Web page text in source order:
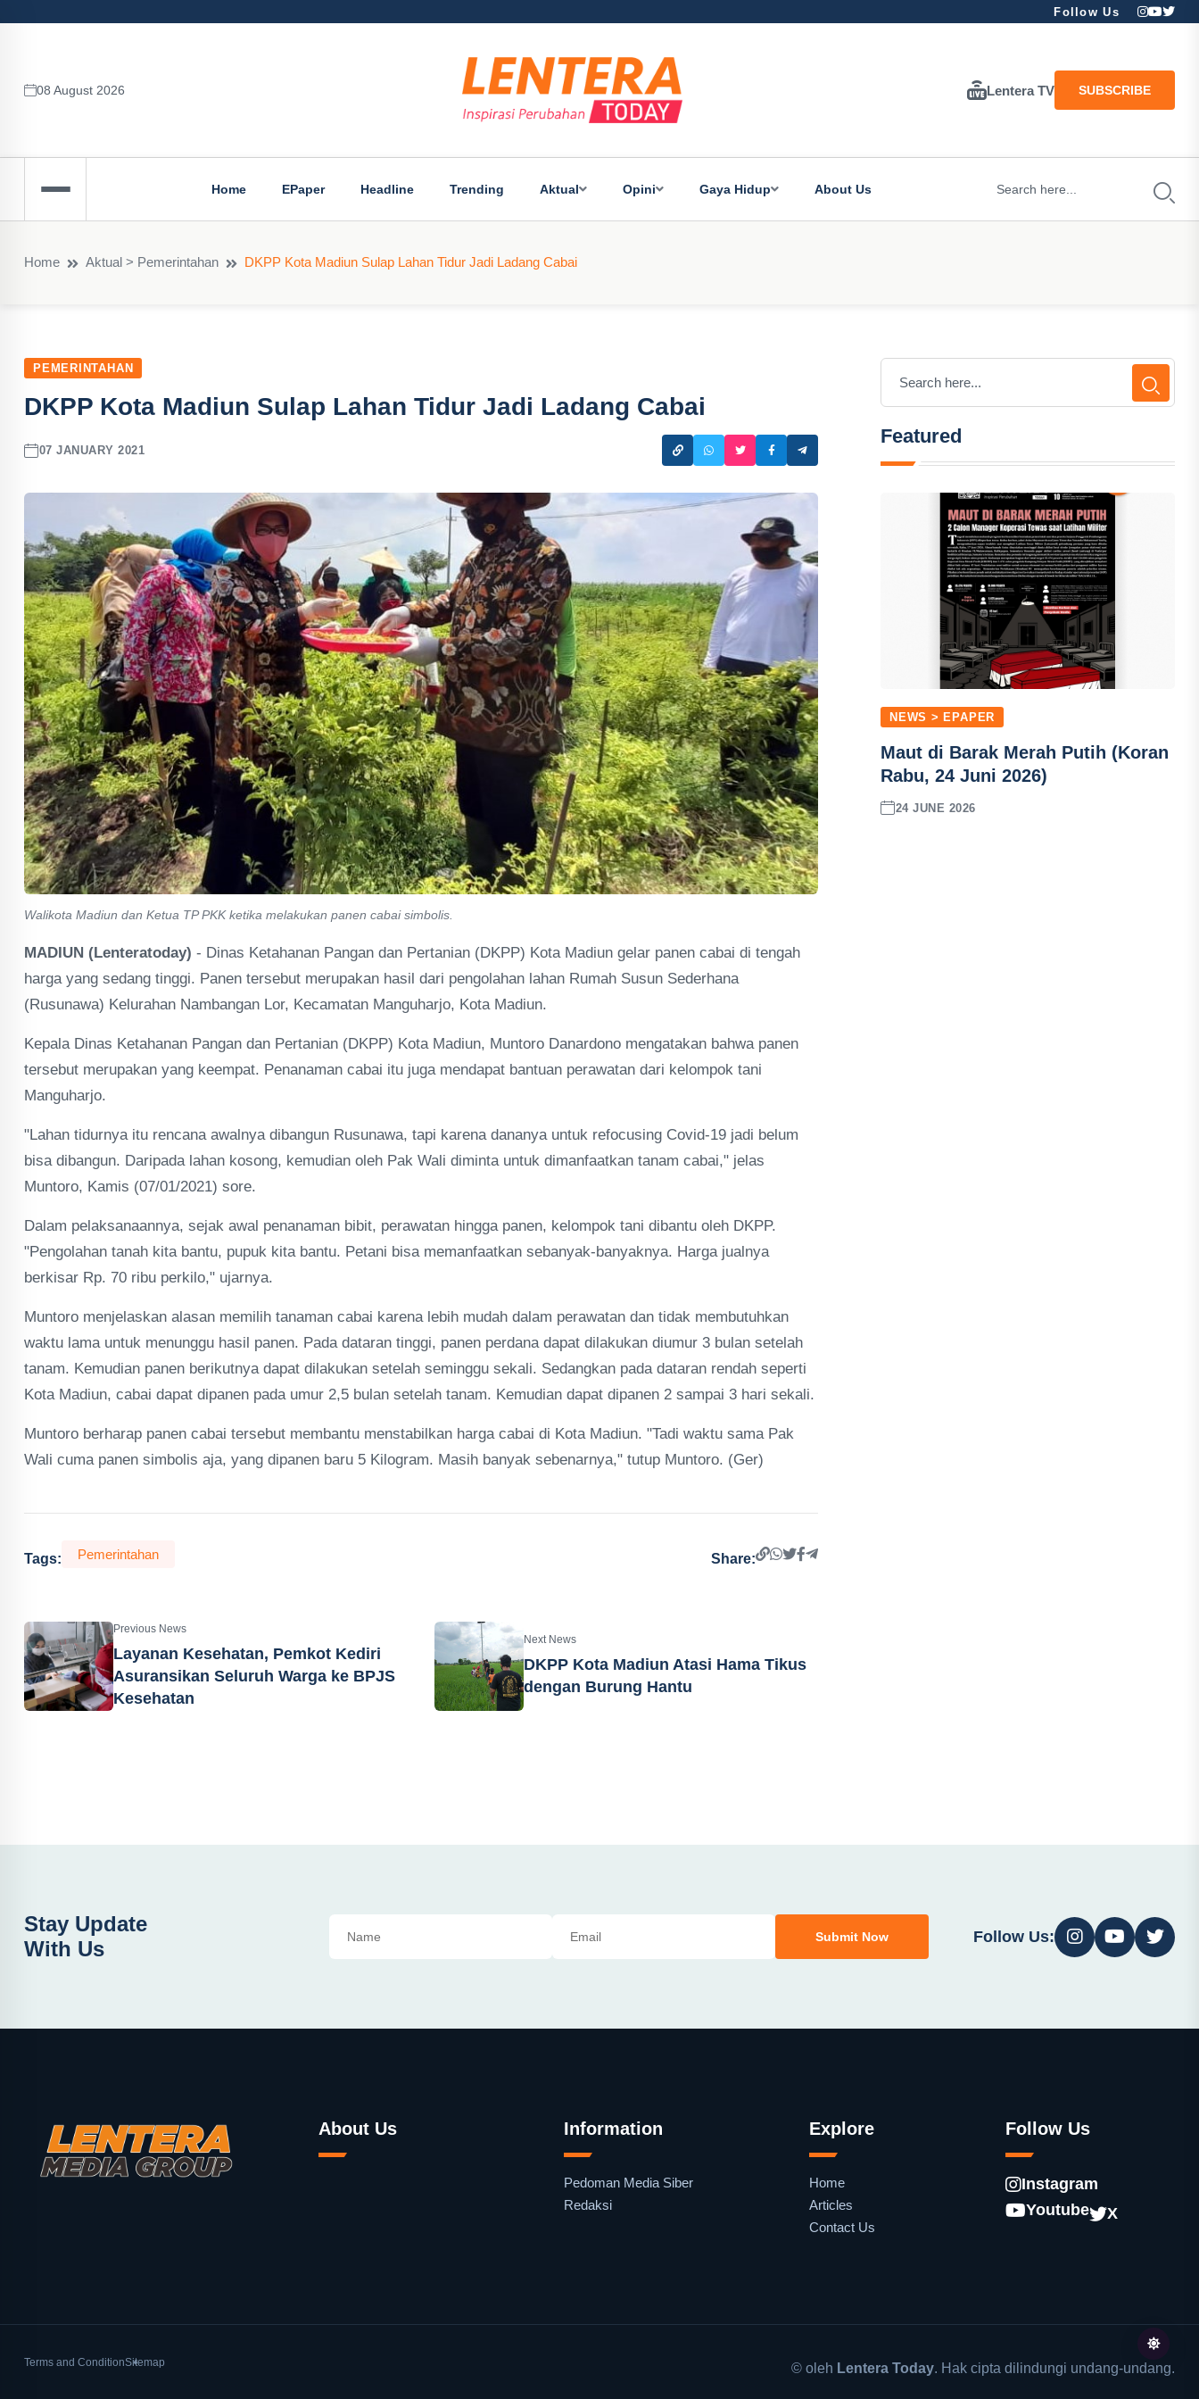
Follow Us
08 August 2026 Lentera TV SUBSCRIBE
Home EPaper Headline Trending Aktual Opini Gaya Hidup About Us
Home Aktual > Pemerintahan DKPP Kota Madiun Sulap Lahan Tidur Jadi Ladang Cabai
PEMERINTAHAN
DKPP Kota Madiun Sulap Lahan Tidur Jadi Ladang Cabai
07 JANUARY 2021
Walikota Madiun dan Ketua TP PKK ketika melakukan panen cabai simbolis.
MADIUN (Lenteratoday) - Dinas Ketahanan Pangan dan Pertanian (DKPP) Kota Madiun gelar panen cabai di tengah
harga yang sedang tinggi. Panen tersebut merupakan hasil dari pengolahan lahan Rumah Susun Sederhana
(Rusunawa) Kelurahan Nambangan Lor, Kecamatan Manguharjo, Kota Madiun.
Kepala Dinas Ketahanan Pangan dan Pertanian (DKPP) Kota Madiun, Muntoro Danardono mengatakan bahwa panen
tersebut merupakan yang keempat. Penanaman cabai itu juga mendapat bantuan perawatan dari kelompok tani
Manguharjo.
"Lahan tidurnya itu rencana awalnya dibangun Rusunawa, tapi karena dananya untuk refocusing Covid-19 jadi belum
bisa dibangun. Daripada lahan kosong, kemudian oleh Pak Wali diminta untuk dimanfaatkan tanam cabai," jelas
Muntoro, Kamis (07/01/2021) sore.
Dalam pelaksanaannya, sejak awal penanaman bibit, perawatan hingga panen, kelompok tani dibantu oleh DKPP.
"Pengolahan tanah kita bantu, pupuk kita bantu. Petani bisa memanfaatkan sebanyak-banyaknya. Harga jualnya
berkisar Rp. 70 ribu perkilo," ujarnya.
Muntoro menjelaskan alasan memilih tanaman cabai karena lebih mudah dalam perawatan dan tidak membutuhkan
waktu lama untuk menunggu hasil panen. Pada dataran tinggi, panen perdana dapat dilakukan diumur 3 bulan setelah
tanam. Kemudian panen berikutnya dapat dilakukan setelah seminggu sekali. Sedangkan pada dataran rendah seperti
Kota Madiun, cabai dapat dipanen pada umur 2,5 bulan setelah tanam. Kemudian dapat dipanen 2 sampai 3 hari sekali.
Muntoro berharap panen cabai tersebut membantu menstabilkan harga cabai di Kota Madiun. "Tadi waktu sama Pak
Wali cuma panen simbolis aja, yang dipanen baru 5 Kilogram. Masih banyak sebenarnya," tutup Muntoro. (Ger)
Tags: Pemerintahan Share:
Previous News
Layanan Kesehatan, Pemkot Kediri
Asuransikan Seluruh Warga ke BPJS
Kesehatan
Next News
DKPP Kota Madiun Atasi Hama Tikus
dengan Burung Hantu
Featured
NEWS > EPAPER
Maut di Barak Merah Putih (Koran
Rabu, 24 Juni 2026)
24 JUNE 2026
Stay Update
With Us
Submit Now Follow Us:
About Us Information
Pedoman Media Siber
Redaksi
Explore
Home
Articles
Contact Us
Follow Us
Instagram
Youtube
X
Terms and ConditionSitemap © oleh Lentera Today. Hak cipta dilindungi undang-undang.